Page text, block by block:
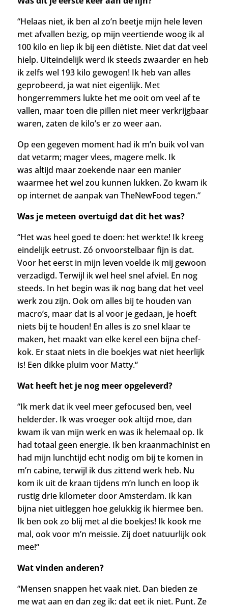
“Helaas niet, ik ben al zo’n beetje mijn hele leven
met afvallen bezig, op mijn veertiende woog ik al
100 kilo en liep ik bij een diëtiste. Niet dat dat veel
hielp. Uiteindelijk werd ik steeds zwaarder en heb
ik zelfs wel 193 kilo gewogen! Ik heb van alles
geprobeerd, ja wat niet eigenlijk. Met
hongerremmers lukte het me ooit om veel af te
vallen, maar toen die pillen niet meer verkrijgbaar
waren, zaten de kilo’s er zo weer aan.
Op een gegeven moment had ik m’n buik vol van
dat vetarm; mager vlees, magere melk. Ik
wasaltijd maar zoekende naar een manier
waarmee het wel zou kunnen lukken. Zo kwam ik
op internet de aanpak van TheNewFood tegen.“
Was je meteen overtuigd dat dit het was?
“Het was heel goed te doen: het werkte! Ik kreeg
eindelijkeetrust. Zó onvoorstelbaar fijn is dat.
Voor het eerst in mijn leven voelde ik mij gewoon
verzadigd. Terwijl ik wel heel snel afviel. En nog
steeds. In het begin was ik nog bang dat het veel
werk zou zijn. Ook om alles bij te houden van
macro’s, maar dat is al voor je gedaan, je hoeft
niets bij te houden! En alles is zo snel klaar te
maken, het maakt van elke kerel een bijna chef-
kok. Er staat niets in die boekjes wat niet heerlijk
is! Een dikke pluim voor Matty.“
Wat heeft het je nog meer opgeleverd?
“Ik merk dat ik veel meer gefocused ben, veel
helderder. Ik was vroeger ook altijd moe, dan
kwam ik van mijn werk en was ik helemaal op. Ik
had totaal geen energie. Ik ben kraanmachinist en
had mijn lunchtijd echt nodig om bij te komen in
m’n cabine, terwijl ik dus zittend werk heb. Nu
kom ik uit de kraan tijdens m’n lunch en loop ik
rustig drie kilometer door Amsterdam. Ik kan
bijna niet uitleggen hoe gelukkig ik hiermee ben.
Ik ben ook zo blij met al die boekjes! Ik kook me
mal, ook voor m’n meissie. Zij doet natuurlijk ook
mee!“
Wat vinden anderen?
“Mensen snappen het vaak niet. Dan bieden ze
me wat aan en dan zeg ik: dat eet ik niet. Punt. Ze